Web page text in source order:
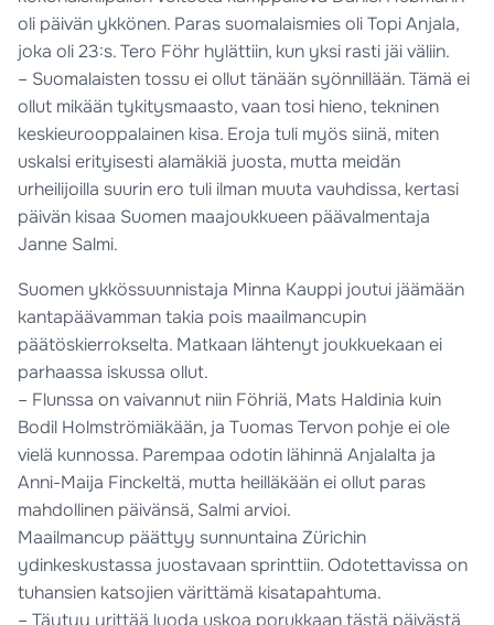
oli päivän ykkönen. Paras suomalaismies oli Topi Anjala,
joka oli 23:s. Tero Föhr hylättiin, kun yksi rasti jäi väliin.
– Suomalaisten tossu ei ollut tänään syönnillään. Tämä ei
ollut mikään tykitysmaasto, vaan tosi hieno, tekninen
keskieurooppalainen kisa. Eroja tuli myös siinä, miten
uskalsi erityisesti alamäkiä juosta, mutta meidän
urheilijoilla suurin ero tuli ilman muuta vauhdissa, kertasi
päivän kisaa Suomen maajoukkueen päävalmentaja
Janne Salmi.
Suomen ykkössuunnistaja Minna Kauppi joutui jäämään
kantapäävamman takia pois maailmancupin
päätöskierrokselta. Matkaan lähtenyt joukkuekaan ei
parhaassa iskussa ollut.
– Flunssa on vaivannut niin Föhriä, Mats Haldinia kuin
Bodil Holmströmiäkään, ja Tuomas Tervon pohje ei ole
vielä kunnossa. Parempaa odotin lähinnä Anjalalta ja
Anni-Maija Finckeltä, mutta heilläkään ei ollut paras
mahdollinen päivänsä, Salmi arvioi.
Maailmancup päättyy sunnuntaina Zürichin
ydinkeskustassa juostavaan sprinttiin. Odotettavissa on
tuhansien katsojien värittämä kisatapahtuma.
– Täytyy yrittää luoda uskoa porukkaan tästä päivästä